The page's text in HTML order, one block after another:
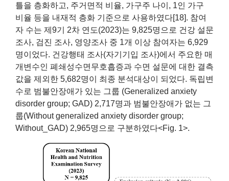
틀을 층화하고, 주거면적 비율, 가구주 나이, 1인 가구
비율 등을 내재적 층화 기준으로 사용하였다[18]. 참여
자 수는 제9기 2차 연도(2023)는 9,825명으로 건강 설문
조사, 검진 조사, 영양조사 중 1개 이상 참여자는 6,929
명이었다. 건강행태 조사(자기기입 조사)에서 주요한 매
개변수인 폐쇄성수면무호흡증과 수면 설문에 대한 결측
값을 제외한 5,682명이 최종 분석대상이 되었다. 독립변
수로 범불안장애가 있는 그룹 (Generalized anxiety
disorder group; GAD) 2,717명과 범불안장애가 없는 그
룹(Without generalized anxiety disorder group;
Without_GAD) 2,965명으로 구분하였다<Fig. 1>.